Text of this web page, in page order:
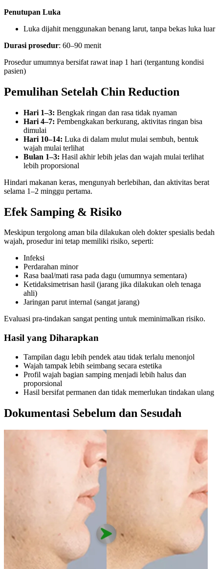
Penutupan Luka
Luka dijahit menggunakan benang larut, tanpa bekas luka luar
Durasi prosedur: 60–90 menit
Prosedur umumnya bersifat rawat inap 1 hari (tergantung kondisi
pasien)
Pemulihan Setelah Chin Reduction
Hari 1–3: Bengkak ringan dan rasa tidak nyaman
Hari 4–7: Pembengkakan berkurang, aktivitas ringan bisa
dimulai
Hari 10–14: Luka di dalam mulut mulai sembuh, bentuk
wajah mulai terlihat
Bulan 1–3: Hasil akhir lebih jelas dan wajah mulai terlihat
lebih proporsional
Hindari makanan keras, mengunyah berlebihan, dan aktivitas berat
selama 1–2 minggu pertama.
Efek Samping & Risiko
Meskipun tergolong aman bila dilakukan oleh dokter spesialis bedah
wajah, prosedur ini tetap memiliki risiko, seperti:
Infeksi
Perdarahan minor
Rasa baal/mati rasa pada dagu (umumnya sementara)
Ketidaksimetrisan hasil (jarang jika dilakukan oleh tenaga
ahli)
Jaringan parut internal (sangat jarang)
Evaluasi pra-tindakan sangat penting untuk meminimalkan risiko.
Hasil yang Diharapkan
Tampilan dagu lebih pendek atau tidak terlalu menonjol
Wajah tampak lebih seimbang secara estetika
Profil wajah bagian samping menjadi lebih halus dan
proporsional
Hasil bersifat permanen dan tidak memerlukan tindakan ulang
Dokumentasi Sebelum dan Sesudah